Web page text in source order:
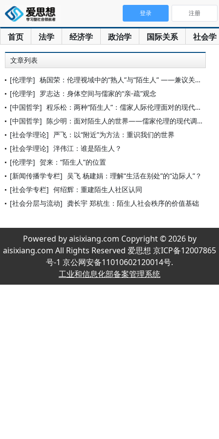
首页 法学 经济学 政治学 国际关系 社会学
登录 注册
文章列表
[伦理学] 杨国荣：伦理视域中的“熟人”与“陌生人” ——兼议关于传统伦
[伦理学] 罗志达：身体空间与儒家的“亲-疏”观念
[中国哲学] 程乐松：两种“陌生人”：儒家人际伦理面对的现代性错置
[中国哲学] 陈少明：面对陌生人的世界——儒家伦理的现代调适
[社会学理论] 严飞：以“附近”为方法：重识我们的世界
[社会学理论] 泮伟江：谁是陌生人？
[伦理学] 贺来：“陌生人”的位置
[新闻传播学专栏] 吴飞 杨建娟：理解“生活在别处”的“边际人”？
[社会学专栏] 何绍辉：重建陌生人社区认同
[社会分层与流动] 龚长宇 郑杭生：陌生人社会秩序的价值基础
Powered by aisixiang.com Copyright © 2026 by
aisixiang.com All Rights Reserved 爱思想 京ICP备12007865
号-1 京公网安备11010602120014号.
工业和信息化部备案管理系统